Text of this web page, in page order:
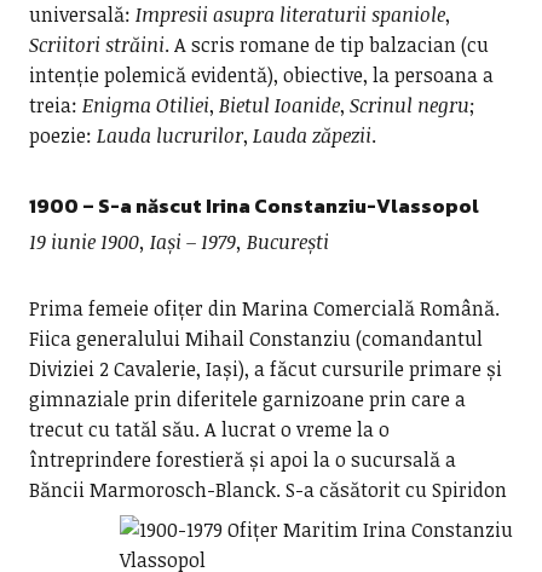
universală: Impresii asupra literaturii spaniole,
Scriitori străini. A scris romane de tip balzacian (cu
intenție polemică evidentă), obiective, la persoana a
treia: Enigma Otiliei, Bietul Ioanide, Scrinul negru;
poezie: Lauda lucrurilor, Lauda zăpezii.
1900 – S-a născut Irina Constanziu-Vlassopol
19 iunie 1900, Iași – 1979, București
Prima femeie ofițer din Marina Comercială Română.
Fiica generalului Mihail Constanziu (comandantul
Diviziei 2 Cavalerie, Iași), a făcut cursurile primare și
gimnaziale prin diferitele garnizoane prin care a
trecut cu tatăl său. A lucrat o vreme la o
întreprindere forestieră și apoi la o sucursală a
Băncii Marmorosch-Blanck.S-a căsătorit cu Spiridon